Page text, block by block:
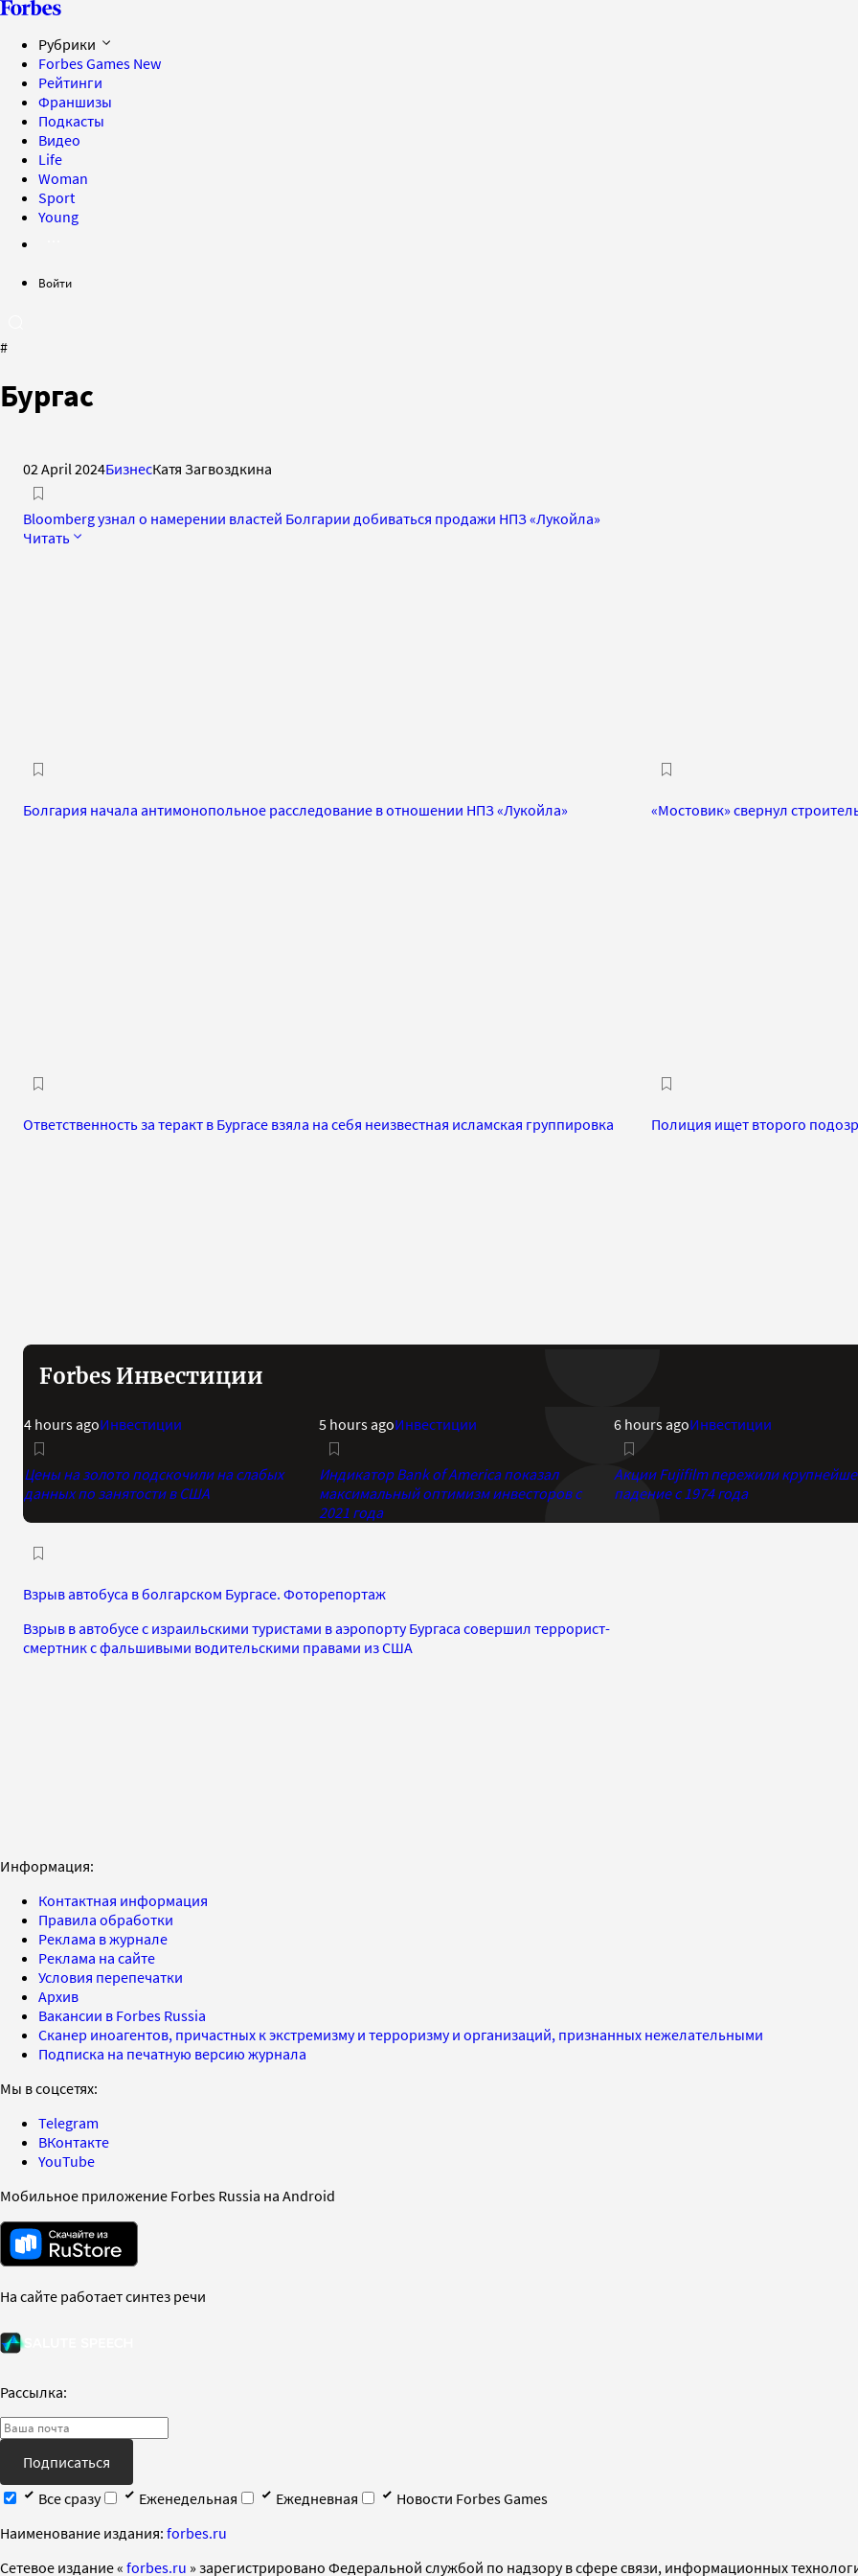
Рубрики
Forbes Games New
Рейтинги
Франшизы
Подкасты
Видео
Life
Woman
Sport
Young
Войти
#
Бургас
02 April 2024БизнесКатя Загвоздкина
Bloomberg узнал о намерении властей Болгарии добиваться продажи НПЗ «Лукойла»
Читать
Болгария начала антимонопольное расследование в отношении НПЗ «Лукойла» «Мостовик» свернул
Ответственность за теракт в Бургасе взяла на себя неизвестная исламская группировка Полиция ищет второго
Forbes Инвестиции
4 hours agoИнвестиции
Цены на золото подскочили на слабых
данных по занятости в США
5 hours agoИнвестиции
Индикатор Bank of America показал
максимальный оптимизм инвесторов с
2021 года
6 hours agoИнвестиции
Акции Fujifilm пережили
падение с 1974 года
Взрыв автобуса в болгарском Бургасе. Фоторепортаж
Взрыв в автобусе с израильскими туристами в аэропорту Бургаса совершил террорист-
смертник с фальшивыми водительскими правами из США
Информация:
Контактная информация
Правила обработки
Реклама в журнале
Реклама на сайте
Условия перепечатки
Архив
Вакансии в Forbes Russia
Сканер иноагентов, причастных к экстремизму и терроризму и организаций, признанных нежелательными
Подписка на печатную версию журнала
Мы в соцсетях:
Telegram
ВКонтакте
YouTube
Мобильное приложение Forbes Russia на Android
На сайте работает синтез речи
Рассылка:
Подписаться
Все сразу
Еженедельная Ежедневная
Новости Forbes Games
Наименование издания: forbes.ru
Cетевое издание « forbes.ru » зарегистрировано Федеральной службой по надзору в сфере связи, информационных